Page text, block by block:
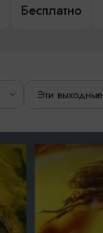
Бесплатно
Эти выходные